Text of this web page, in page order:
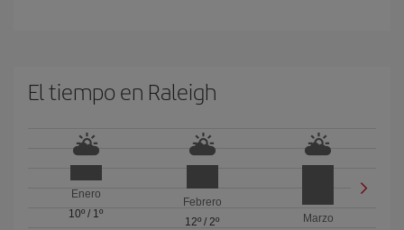
El tiempo en Raleigh
Enero
10º / 1º
Febrero
12º / 2º
Marzo